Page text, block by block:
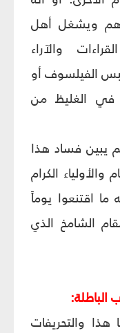
ويشغل أهل
والآراء
الفيلسوف أو
في الغليظ من
يبين فساد هذا
والأولياء الكرام
اقتنعوا يوماً
الشامخ الذي
والتحريفات